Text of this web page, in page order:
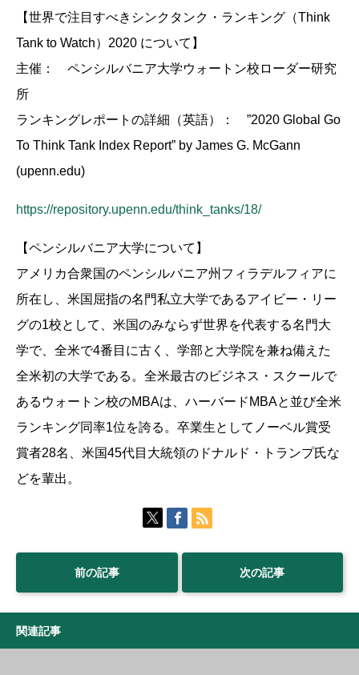
【世界で注目すべきシンクタンク・ランキング（Think
Tank to Watch）2020 について】
主催： ペンシルバニア大学ウォートン校ローダー研究
所
ランキングレポートの詳細（英語）： ”2020 Global Go
To Think Tank Index Report” by James G. McGann
(upenn.edu)
https://repository.upenn.edu/think_tanks/18/
【ペンシルバニア大学について】
アメリカ合衆国のペンシルバニア州フィラデルフィアに
所在し、米国屈指の名門私立大学であるアイビー・リー
グの1校として、米国のみならず世界を代表する名門大
学で、全米で4番目に古く、学部と大学院を兼ね備えた
全米初の大学である。全米最古のビジネス・スクールで
あるウォートン校のMBAは、ハーバードMBAと並び全米
ランキング同率1位を誇る。卒業生としてノーベル賞受
賞者28名、米国45代目大統領のドナルド・トランプ氏な
どを輩出。
前の記事 次の記事
関連記事